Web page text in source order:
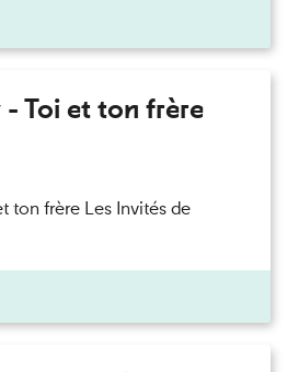
- Toi et ton frère
ton frère Les Invités de